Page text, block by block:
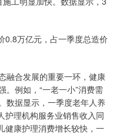
万亿元，占一季度总造价
合发展的重要一环，健康
。例如，“一老一小”消费需
数据显示，一季度老年人养
护理机构服务业销售收入同
健康护理消费增长较快，一